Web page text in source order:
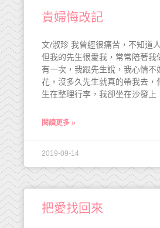
貴婦悔改記
文/淑珍 我曾經很痛苦，不知道
但我的先生很愛我，常常陪著我
有一次，我跟先生說，我心情不
花，沒多久先生就真的帶我去，
生在整理行李，我卻坐在沙發上
閱讀更多 »
2019-09-14
把愛找回來